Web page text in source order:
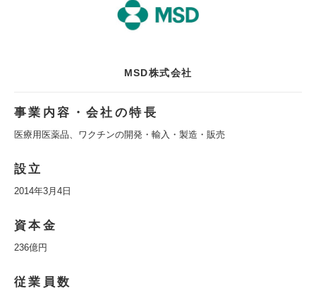
MSD株式会社
事業内容・会社の特長
医療用医薬品、ワクチンの開発・輸入・製造・販売
設立
2014年3月4日
資本金
236億円
従業員数